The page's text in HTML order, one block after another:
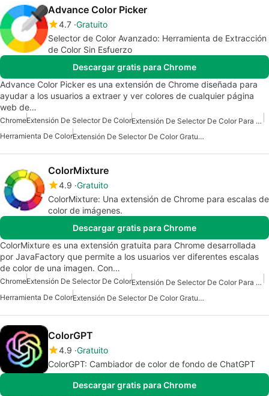
Advance Color Picker
4.7 Gratuito
Selector de Color Avanzado: Herramienta de Extracción
de Color Sin Esfuerzo
Descargar gratis para Chrome
Advance Color Picker es una extensión de Chrome diseñada para
ayudar a los usuarios a extraer y ver colores de cualquier página
web de…
ChromeExtensión De Selector De Color
Extensión De Selector De Color Para Chrome
Herramienta De Color
Extensión De Selector De Color Gratuita
ColorMixture
4.9 Gratuito
ColorMixture: Una extensión de Chrome para escalas de
color de imágenes.
Descargar gratis para Chrome
ColorMixture es una extensión gratuita para Chrome desarrollada
por JavaFactory que permite a los usuarios ver diferentes escalas
de color de una imagen. Con…
ChromeExtensión De Selector De Color
Extensión De Selector De Color Para Chrome
Herramienta De Color
Extensión De Selector De Color Gratuita
ColorGPT
4.9 Gratuito
ColorGPT: Cambiador de color de fondo de ChatGPT
Descargar gratis para Chrome